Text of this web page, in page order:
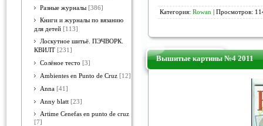
Разные журналы [386]
Книги и журналы по вязанию
для детей [113]
Лоскутное шитьё. ПЭЧВОРК.
КВИЛТ [231]
Солёное тесто [3]
Ambientes en Punto de Cruz [12]
Anna [41]
Anny blatt [23]
Artime Cenefas en punto de cruz
[7]
Категория: Rowan | Просмотров:
Вышитые картины №4 2011